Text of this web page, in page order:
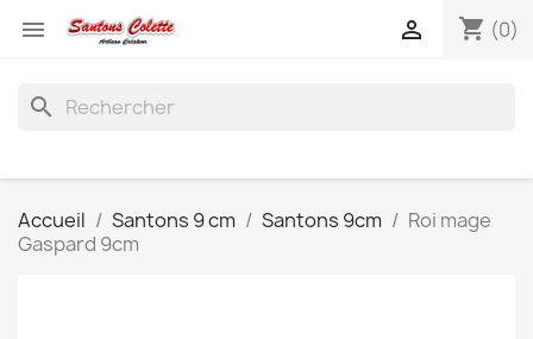
 shopping_cart (0)

search
Accueil Santons 9 cm Santons 9cm
Roi mage
Gaspard 9cm